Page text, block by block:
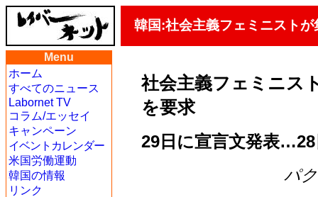
韓国:社会主義フェミニスト
Menu
ホーム
すべてのニュース
Labornet TV
コラム/エッセイ
キャンペーン
イベントカレンダー
米国労働運動
韓国の情報
リンク
社会主義フェミニス
を要求
29日に宣言文発表
パ